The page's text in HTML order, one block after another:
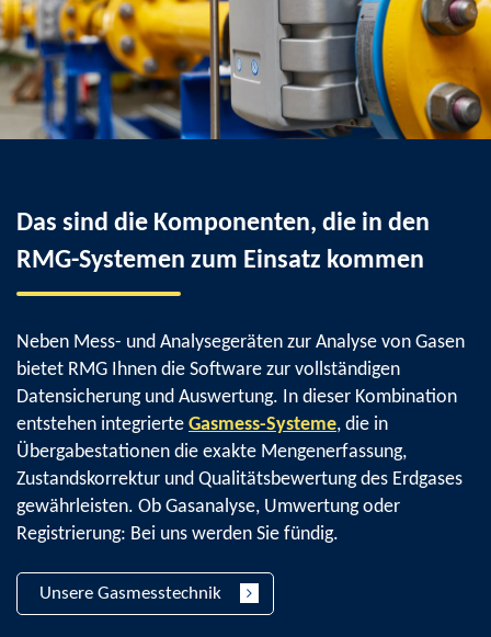
Das sind die Komponenten, die in den
RMG-Systemen zum Einsatz kommen
Neben Mess- und Analysegeräten zur Analyse von Gasen
bietet RMG Ihnen die Software zur vollständigen
Datensicherung und Auswertung. In dieser Kombination
entstehen integrierte Gasmess-Systeme, die in
Übergabestationen die exakte Mengenerfassung,
Zustandskorrektur und Qualitätsbewertung des Erdgases
gewährleisten. Ob Gasanalyse, Umwertung oder
Registrierung: Bei uns werden Sie fündig.
Unsere Gasmesstechnik